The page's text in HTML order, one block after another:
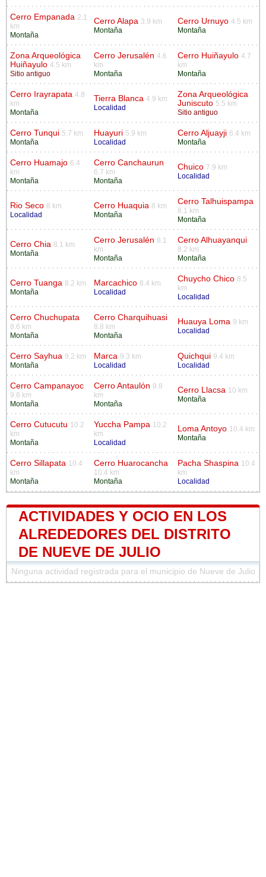
Cerro Empanada 2.1
km
Montaña
Cerro Alapa 3.9 km
Montaña
Cerro Urnuyo 4.5 km
Montaña
Zona Arqueológica
Huiñayulo 4.5 km
Sitio antiguo
Cerro Jerusalén 4.6
km
Montaña
Cerro Huiñayulo 4.7
km
Montaña
Cerro Irayrapata 4.8
km
Montaña
Tierra Blanca 4.9 km
Localidad
Zona Arqueológica
Juniscuto 5.5 km
Sitio antiguo
Cerro Tunqui 5.7 km
Montaña
Huayuri 5.9 km
Localidad
Cerro Aljuayji 6.4 km
Montaña
Cerro Huamajo 6.4
km
Montaña
Cerro Canchaurun
6.7 km
Montaña
Chuico 7.9 km
Localidad
Rio Seco 8 km
Localidad
Cerro Huaquia 8 km
Montaña
Cerro Talhuispampa
8.1 km
Montaña
Cerro Chia 8.1 km
Montaña
Cerro Jerusalén 8.1
km
Montaña
Cerro Alhuayanqui
8.2 km
Montaña
Cerro Tuanga 8.2 km
Montaña
Marcachico 8.4 km
Localidad
Chuycho Chico 8.5
km
Localidad
Cerro Chuchupata
8.6 km
Montaña
Cerro Charquihuasi
8.8 km
Montaña
Huauya Loma 9 km
Localidad
Cerro Sayhua 9.2 km
Montaña
Marca 9.3 km
Localidad
Quichqui 9.4 km
Localidad
Cerro Campanayoc
9.8 km
Montaña
Cerro Antaulón 9.8
km
Montaña
Cerro Llacsa 10 km
Montaña
Cerro Cutucutu 10.2
km
Montaña
Yuccha Pampa 10.2
km
Localidad
Loma Antoyo 10.4 km
Montaña
Cerro Sillapata 10.4
km
Montaña
Cerro Huarocancha
10.4 km
Montaña
Pacha Shaspina 10.4
km
Localidad
ACTIVIDADES Y OCIO EN LOS
ALREDEDORES DEL DISTRITO
DE NUEVE DE JULIO
Ninguna actividad registrada para el municipio de Nueve de Julio